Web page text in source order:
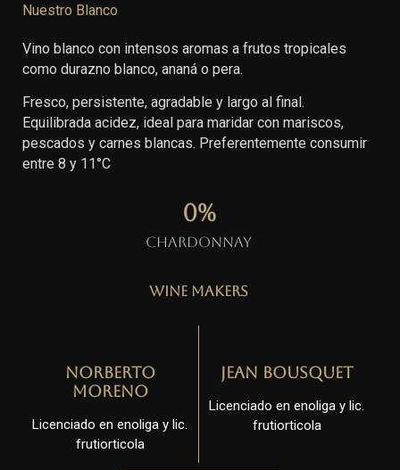
Nuestro Blanco
Vino blanco con intensos aromas a frutos tropicales
como durazno blanco, ananá o pera.
Fresco, persistente, agradable y largo al final.
Equilibrada acidez, ideal para maridar con mariscos,
pescados y carnes blancas. Preferentemente consumir
entre 8 y 11°C
Chardonnay
0%
Wine Makers
Norberto
Moreno
Licenciado en enoliga y lic.
frutiorticola
Jean Bousquet
Licenciado en enoliga y lic.
frutiorticola